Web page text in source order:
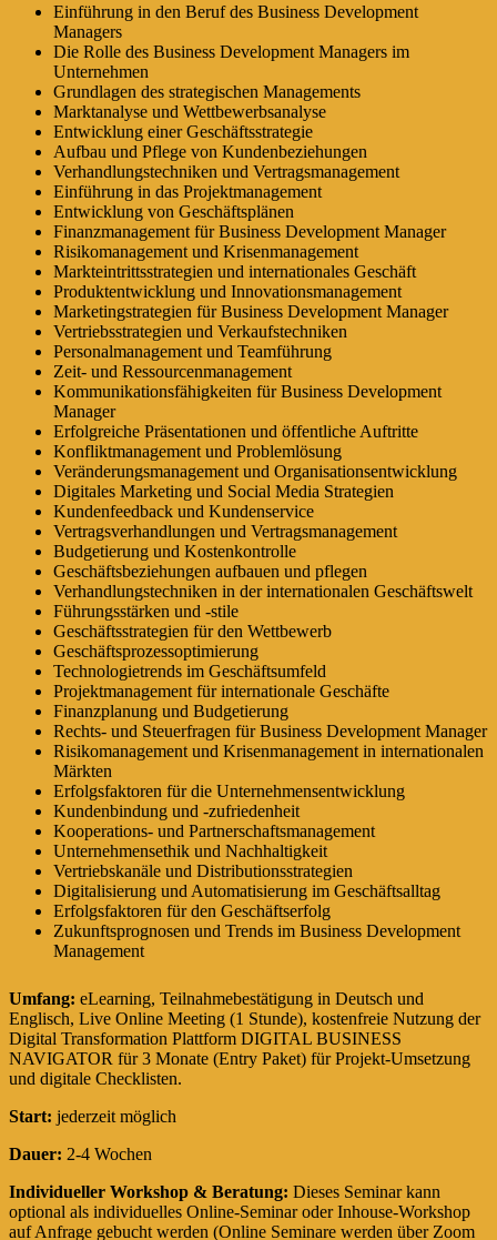
Einführung in den Beruf des Business Development
Managers
Die Rolle des Business Development Managers im
Unternehmen
Grundlagen des strategischen Managements
Marktanalyse und Wettbewerbsanalyse
Entwicklung einer Geschäftsstrategie
Aufbau und Pflege von Kundenbeziehungen
Verhandlungstechniken und Vertragsmanagement
Einführung in das Projektmanagement
Entwicklung von Geschäftsplänen
Finanzmanagement für Business Development Manager
Risikomanagement und Krisenmanagement
Markteintrittsstrategien und internationales Geschäft
Produktentwicklung und Innovationsmanagement
Marketingstrategien für Business Development Manager
Vertriebsstrategien und Verkaufstechniken
Personalmanagement und Teamführung
Zeit- und Ressourcenmanagement
Kommunikationsfähigkeiten für Business Development
Manager
Erfolgreiche Präsentationen und öffentliche Auftritte
Konfliktmanagement und Problemlösung
Veränderungsmanagement und Organisationsentwicklung
Digitales Marketing und Social Media Strategien
Kundenfeedback und Kundenservice
Vertragsverhandlungen und Vertragsmanagement
Budgetierung und Kostenkontrolle
Geschäftsbeziehungen aufbauen und pflegen
Verhandlungstechniken in der internationalen Geschäftswelt
Führungsstärken und -stile
Geschäftsstrategien für den Wettbewerb
Geschäftsprozessoptimierung
Technologietrends im Geschäftsumfeld
Projektmanagement für internationale Geschäfte
Finanzplanung und Budgetierung
Rechts- und Steuerfragen für Business Development Manager
Risikomanagement und Krisenmanagement in internationalen
Märkten
Erfolgsfaktoren für die Unternehmensentwicklung
Kundenbindung und -zufriedenheit
Kooperations- und Partnerschaftsmanagement
Unternehmensethik und Nachhaltigkeit
Vertriebskanäle und Distributionsstrategien
Digitalisierung und Automatisierung im Geschäftsalltag
Erfolgsfaktoren für den Geschäftserfolg
Zukunftsprognosen und Trends im Business Development
Management
Umfang: eLearning, Teilnahmebestätigung in Deutsch und
Englisch, Live Online Meeting (1 Stunde), kostenfreie Nutzung der
Digital Transformation Plattform DIGITAL BUSINESS
NAVIGATOR für 3 Monate (Entry Paket) für Projekt-Umsetzung
und digitale Checklisten.
Start: jederzeit möglich
Dauer: 2-4 Wochen
Individueller Workshop & Beratung: Dieses Seminar kann
optional als individuelles Online-Seminar oder Inhouse-Workshop
auf Anfrage gebucht werden (Online Seminare werden über Zoom